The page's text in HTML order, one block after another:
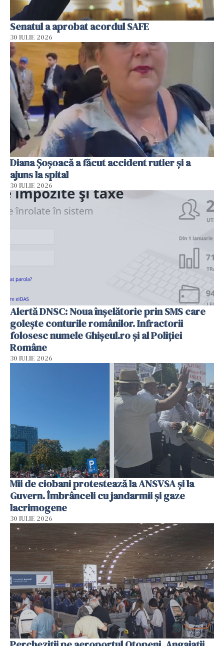
Senatul a aprobat acordul SAFE
30 IULIE 2026
Diana Șoșoacă a făcut accident rutier și a
ajuns la spital
30 IULIE 2026
Alertă DNSC: Noua înșelătorie prin SMS care
golește conturile românilor. Infractorii
folosesc numele Ghișeul.ro și al Poliției
Române
30 IULIE 2026
Mii de ciobani protestează la ANSVSA și la
Guvern. Îmbrânceli cu jandarmii și gaze
lacrimogene
30 IULIE 2026